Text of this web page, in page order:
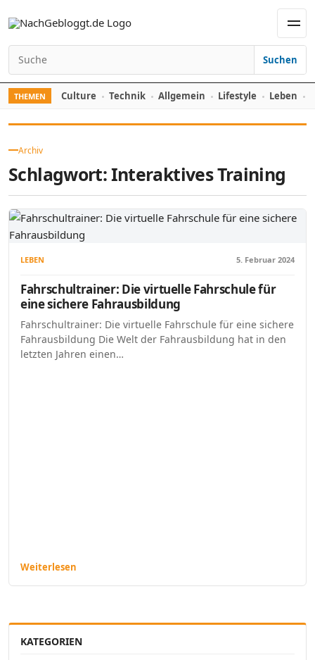
Search for:
Suchen
THEMEN Culture Technik Allgemein Lifestyle Leben
Archiv
Schlagwort:Interaktives Training
LEBEN 5. Februar 2024
Fahrschultrainer: Die virtuelle Fahrschule für
eine sichere Fahrausbildung
Fahrschultrainer: Die virtuelle Fahrschule für eine sichere
Fahrausbildung Die Welt der Fahrausbildung hat in den
letzten Jahren einen…
Weiterlesen
KATEGORIEN